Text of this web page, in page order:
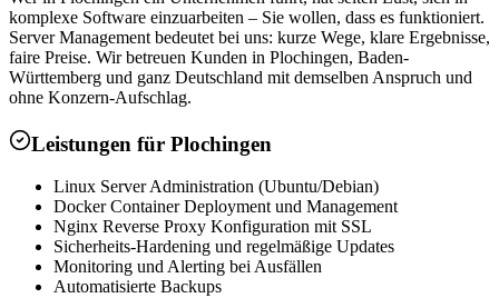
komplexe Software einzuarbeiten – Sie wollen, dass es funktioniert.
Server Management bedeutet bei uns: kurze Wege, klare Ergebnisse,
faire Preise. Wir betreuen Kunden in Plochingen, Baden-
Württemberg und ganz Deutschland mit demselben Anspruch und
ohne Konzern-Aufschlag.
Leistungen für Plochingen
Linux Server Administration (Ubuntu/Debian)
Docker Container Deployment und Management
Nginx Reverse Proxy Konfiguration mit SSL
Sicherheits-Hardening und regelmäßige Updates
Monitoring und Alerting bei Ausfällen
Automatisierte Backups